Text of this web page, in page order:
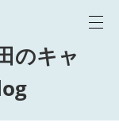
のキャ